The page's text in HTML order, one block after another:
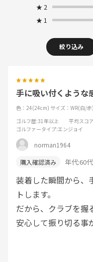
★ 2
★ 1
絞り込み
手に吸い付くような
色：24(24cm) サイズ：WR(白/赤)
ゴルフ歴:31年以上 平均スコア
ゴルファータイプ:エンジョイ
norman1964
年代:60代
装着した瞬間から、
トします。
だから、クラブを握
安心して振り切る事